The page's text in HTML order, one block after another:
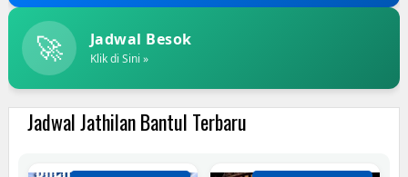
🚀 Jadwal Besok
Klik di Sini »
Jadwal Jathilan Bantul Terbaru